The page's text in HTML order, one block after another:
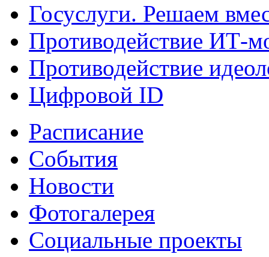
Госуслуги. Решаем
Противодействие ИТ-
Противодействие
Цифровой ID
Расписание
События
Новости
Фотогалерея
Социальные проекты